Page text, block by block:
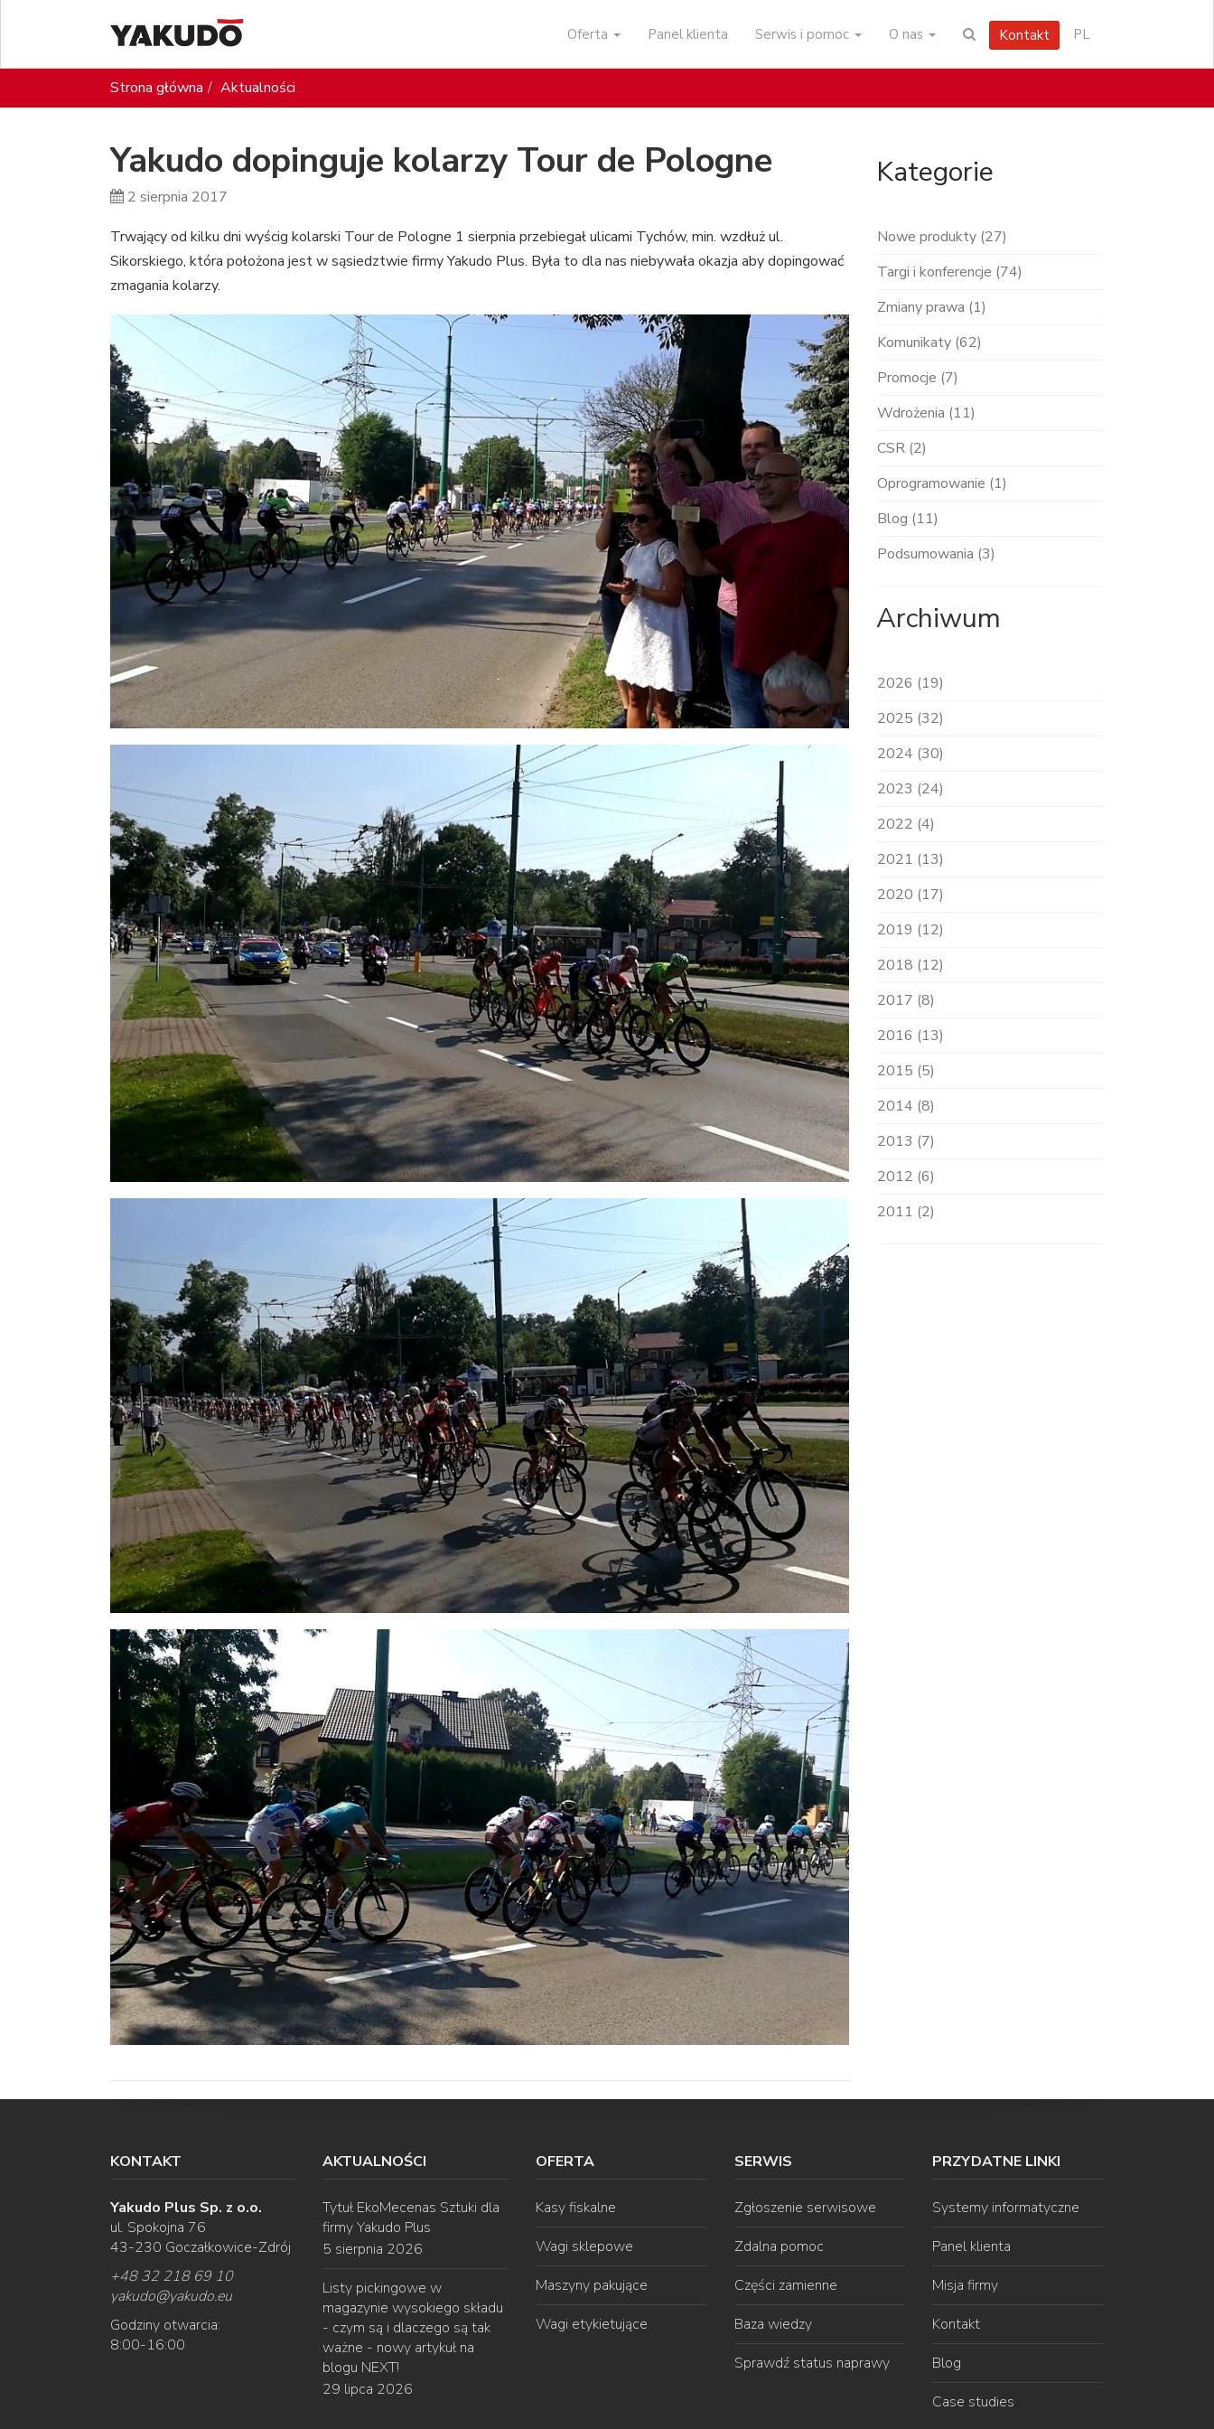
Oferta Panel klienta Serwis i pomoc O nas Kontakt PL
Strona główna Aktualności
Yakudo dopinguje kolarzy Tour de Pologne
2 sierpnia 2017
Trwający od kilku dni wyścig kolarski Tour de Pologne 1 sierpnia przebiegał ulicami Tychów, min. wzdłuż ul.
Sikorskiego, która położona jest w sąsiedztwie firmy Yakudo Plus. Była to dla nas niebywała okazja aby dopingować
zmagania kolarzy.
Kategorie
Nowe produkty (27)
Targi i konferencje (74)
Zmiany prawa (1)
Komunikaty (62)
Promocje (7)
Wdrożenia (11)
CSR (2)
Oprogramowanie (1)
Blog (11)
Podsumowania (3)
Archiwum
2026 (19)
2025 (32)
2024 (30)
2023 (24)
2022 (4)
2021 (13)
2020 (17)
2019 (12)
2018 (12)
2017 (8)
2016 (13)
2015 (5)
2014 (8)
2013 (7)
2012 (6)
2011 (2)
KONTAKT
Yakudo Plus Sp. z o.o.
ul. Spokojna 76
43-230 Goczałkowice-Zdrój
+48 32 218 69 10
yakudo@yakudo.eu
Godziny otwarcia:
8:00-16:00
AKTUALNOŚCI
Tytuł EkoMecenas Sztuki dla
firmy Yakudo Plus
5 sierpnia 2026
Listy pickingowe w
magazynie wysokiego składu
- czym są i dlaczego są tak
ważne - nowy artykuł na
blogu NEXT!
29 lipca 2026
OFERTA
Kasy fiskalne
Wagi sklepowe
Maszyny pakujące
Wagi etykietujące
SERWIS
Zgłoszenie serwisowe
Zdalna pomoc
Części zamienne
Baza wiedzy
Sprawdź status naprawy
PRZYDATNE LINKI
Systemy informatyczne
Panel klienta
Misja firmy
Kontakt
Blog
Case studies